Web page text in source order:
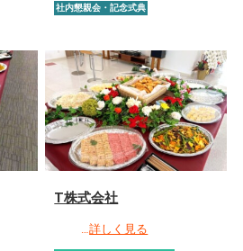
社内懇親会・記念式典
T株式会社
…詳しく見る